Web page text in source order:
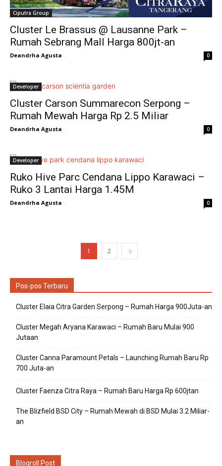
Ciputra Group
Cluster Le Brassus @ Lausanne Park –
Rumah Sebrang Mall Harga 800jt-an
Deandrha Agusta - 0
Developer
Cluster Carson Summarecon Serpong –
Rumah Mewah Harga Rp 2.5 Miliar
Deandrha Agusta - 0
Developer
Ruko Hive Parc Cendana Lippo Karawaci –
Ruko 3 Lantai Harga 1.45M
Deandrha Agusta - 0
1 2
Pos-pos Terbaru
Cluster Elaia Citra Garden Serpong – Rumah Harga 900Juta-an
Cluster Megah Aryana Karawaci – Rumah Baru Mulai 900
Jutaan
Cluster Canna Paramount Petals – Launching Rumah Baru Rp
700 Juta-an
Cluster Faenza Citra Raya – Rumah Baru Harga Rp 600jtan
The Blizfield BSD City – Rumah Mewah di BSD Mulai 3.2 Miliar-
an
Blogroll Post